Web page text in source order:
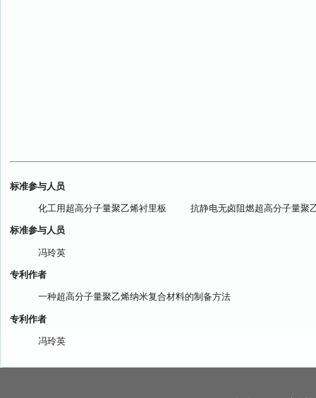
标准参与人员
化工用超高分子量聚乙烯衬里板 抗静电无卤阻燃超高分子量聚
标准参与人员
冯玲英
专利作者
一种超高分子量聚乙烯纳米复合材料的制备方法
专利作者
冯玲英